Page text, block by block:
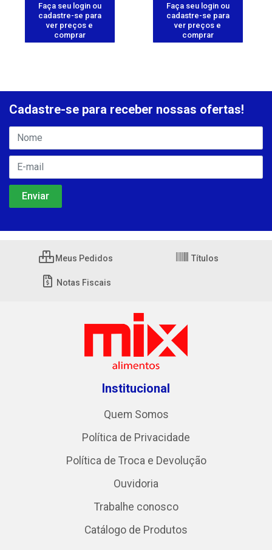
Faça seu login ou
cadastre-se para
ver preços e
comprar
Faça seu login ou
cadastre-se para
ver preços e
comprar
Cadastre-se para receber nossas ofertas!
Meus Pedidos Títulos
Notas Fiscais
Institucional
Quem Somos
Política de Privacidade
Política de Troca e Devolução
Ouvidoria
Trabalhe conosco
Catálogo de Produtos